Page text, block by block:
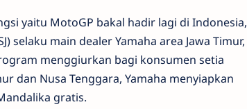
yaitu MotoGP bakal hadir lagi di Indonesia,
selaku main dealer Yamaha area Jawa Timur,
menggiurkan bagi konsumen setia
dan Nusa Tenggara, Yamaha menyiapkan
gratis.